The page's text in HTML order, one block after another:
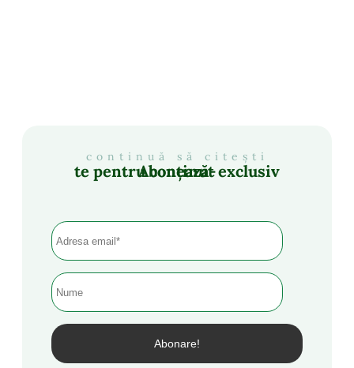
continuă să citești
Abonează-te pentru conținut exclusiv